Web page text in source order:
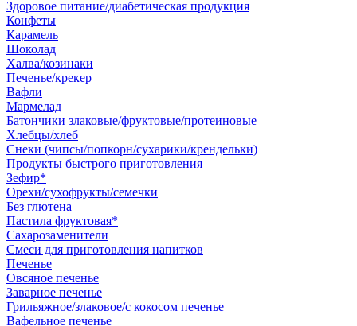
Здоровое питание/диабетическая продукция
Конфеты
Карамель
Шоколад
Халва/козинаки
Печенье/крекер
Вафли
Мармелад
Батончики злаковые/фруктовые/протеиновые
Хлебцы/хлеб
Снеки (чипсы/попкорн/сухарики/крендельки)
Продукты быстрого приготовления
Зефир*
Орехи/сухофрукты/семечки
Без глютена
Пастила фруктовая*
Сахарозаменители
Смеси для приготовления напитков
Печенье
Овсяное печенье
Заварное печенье
Грильяжное/злаковое/с кокосом печенье
Вафельное печенье